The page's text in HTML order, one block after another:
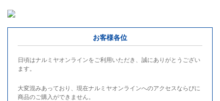
お客様各位
日頃はナルミヤオンラインをご利用いただき、誠にありがとうござい
ます。
大変混みあっており、現在ナルミヤオンラインへのアクセスならびに
商品のご購入ができません。